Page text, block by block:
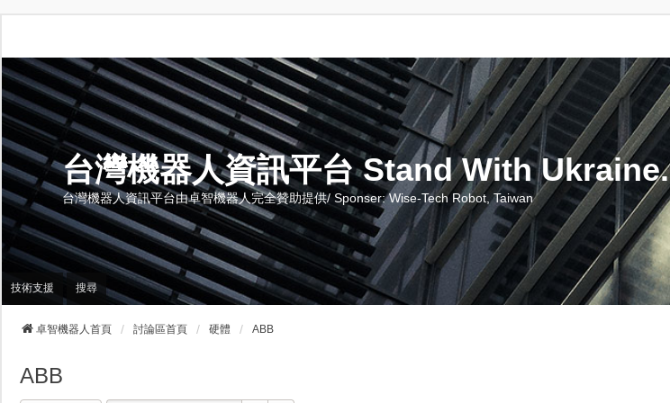
台灣機器人資訊平台 Stand With Ukraine.
台灣機器人資訊平台由卓智機器人完全贊助提供/ Sponser: Wise-Tech Robot, Taiwan
技術支援 搜尋
卓智機器人首頁 討論區首頁 硬體 ABB
ABB